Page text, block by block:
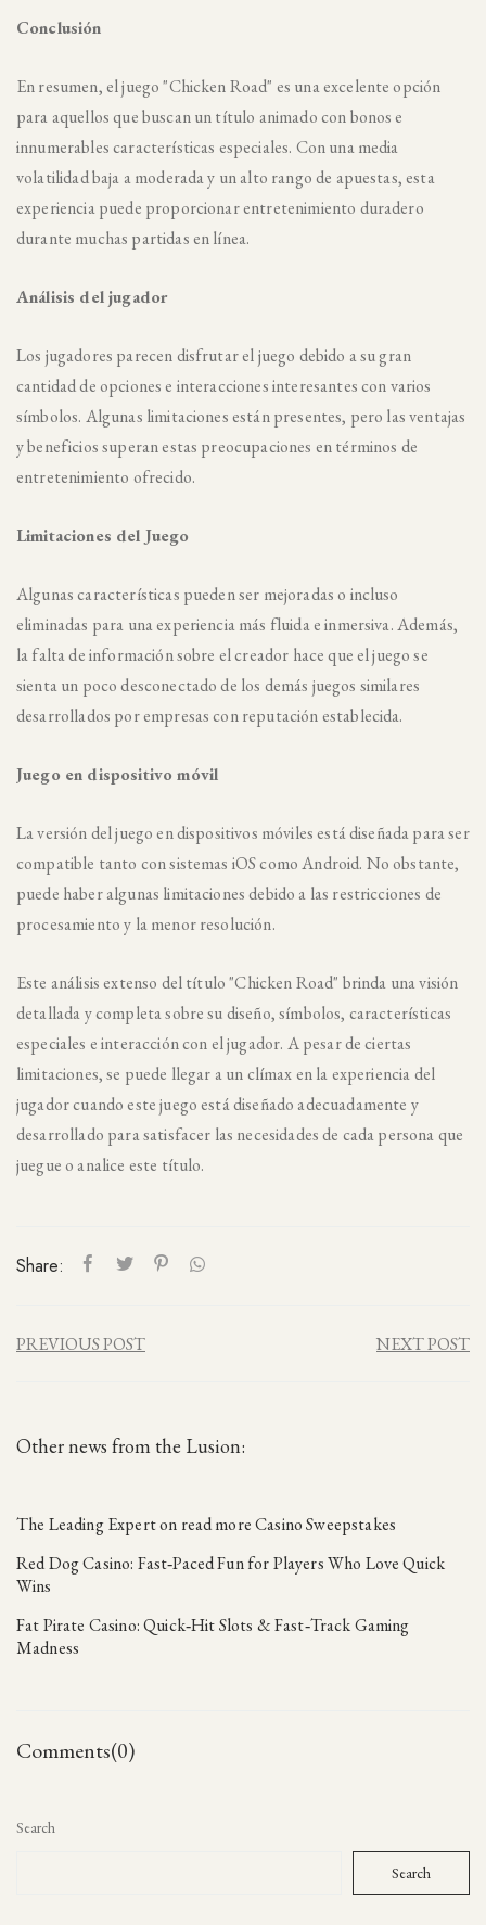
Conclusión
En resumen, el juego "Chicken Road" es una excelente opción
para aquellos que buscan un título animado con bonos e
innumerables características especiales. Con una media
volatilidad baja a moderada y un alto rango de apuestas, esta
experiencia puede proporcionar entretenimiento duradero
durante muchas partidas en línea.
Análisis del jugador
Los jugadores parecen disfrutar el juego debido a su gran
cantidad de opciones e interacciones interesantes con varios
símbolos. Algunas limitaciones están presentes, pero las ventajas
y beneficios superan estas preocupaciones en términos de
entretenimiento ofrecido.
Limitaciones del Juego
Algunas características pueden ser mejoradas o incluso
eliminadas para una experiencia más fluida e inmersiva. Además,
la falta de información sobre el creador hace que el juego se
sienta un poco desconectado de los demás juegos similares
desarrollados por empresas con reputación establecida.
Juego en dispositivo móvil
La versión del juego en dispositivos móviles está diseñada para ser
compatible tanto con sistemas iOS como Android. No obstante,
puede haber algunas limitaciones debido a las restricciones de
procesamiento y la menor resolución.
Este análisis extenso del título "Chicken Road" brinda una visión
detallada y completa sobre su diseño, símbolos, características
especiales e interacción con el jugador. A pesar de ciertas
limitaciones, se puede llegar a un clímax en la experiencia del
jugador cuando este juego está diseñado adecuadamente y
desarrollado para satisfacer las necesidades de cada persona que
juegue o analice este título.
Share:
PREVIOUS POST NEXT POST
Other news from the Lusion:
The Leading Expert on read more Casino Sweepstakes
Red Dog Casino: Fast‑Paced Fun for Players Who Love Quick
Wins
Fat Pirate Casino: Quick‑Hit Slots & Fast‑Track Gaming
Madness
Comments(0)
Search
Search